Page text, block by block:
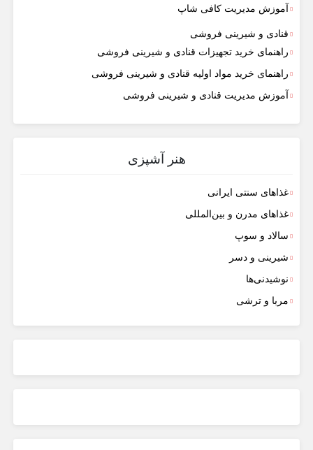
آموزش مدیریت کافی شاپ
قنادی و شیرینی فروشی
راهنمای خرید تجهیزات قنادی و شیرینی فروشی
راهنمای خرید مواد اولیه قنادی و شیرینی فروشی
آموزش مدیریت قنادی و شیرینی فروشی
هنر آشپزی
غذاهای سنتی ایرانی
غذاهای مدرن و بین‌المللی
سالاد و سوپ
شیرینی و دسر
نوشیدنی‌ها
مربا و ترشی